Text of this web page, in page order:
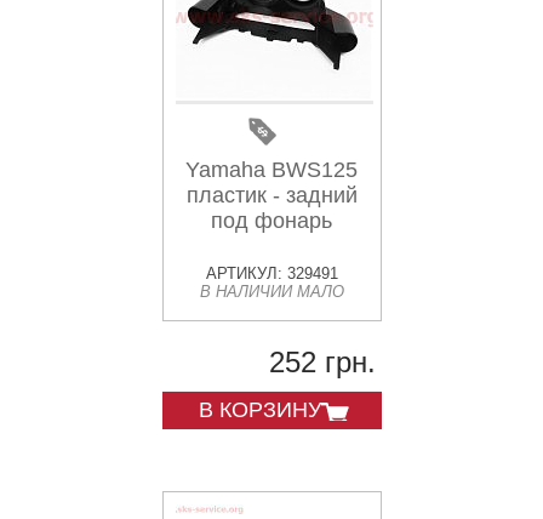
Yamaha BWS125
пластик - задний
под фонарь
АРТИКУЛ: 329491
В НАЛИЧИИ МАЛО
252 грн.
В КОРЗИНУ